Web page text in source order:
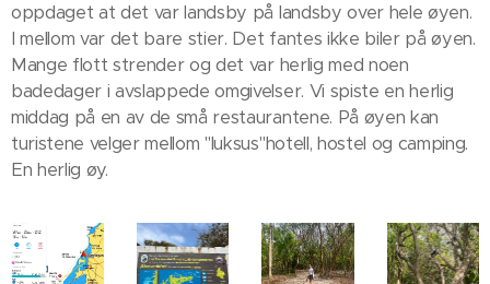
oppdaget at det var landsby på landsby over hele øyen.
I mellom var det bare stier. Det fantes ikke biler på øyen.
Mange flott strender og det var herlig med noen
badedager i avslappede omgivelser. Vi spiste en herlig
middag på en av de små restaurantene. På øyen kan
turistene velger mellom "luksus"hotell, hostel og camping.
En herlig øy.